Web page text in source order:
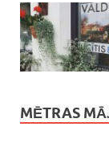
MĒTRAS